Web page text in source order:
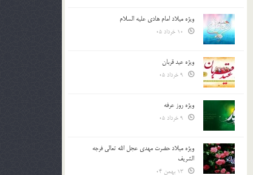
ویژه میلاد امام هادی علیه السلام
ویژه عید قربان
ویژه روز عرفه
ویژه میلاد حضرت مهدی عجل الله تعالی فرجه
الشريف